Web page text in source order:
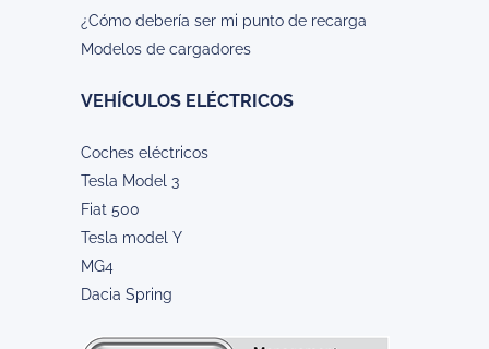
¿Cómo debería ser mi punto de recarga
Modelos de cargadores
VEHÍCULOS ELÉCTRICOS
Coches eléctricos
Tesla Model 3
Fiat 500
Tesla model Y
MG4
Dacia Spring